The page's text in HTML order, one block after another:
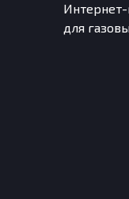
Интернет-
для